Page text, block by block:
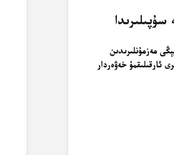
سۇپىلىرىدا
مەزمۇنلىرىدىن
ئارقىلىقمۇ خەۋەردار